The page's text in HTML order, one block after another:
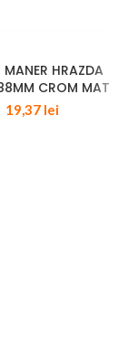
HRAZDA
CROM MAT
19,37 lei